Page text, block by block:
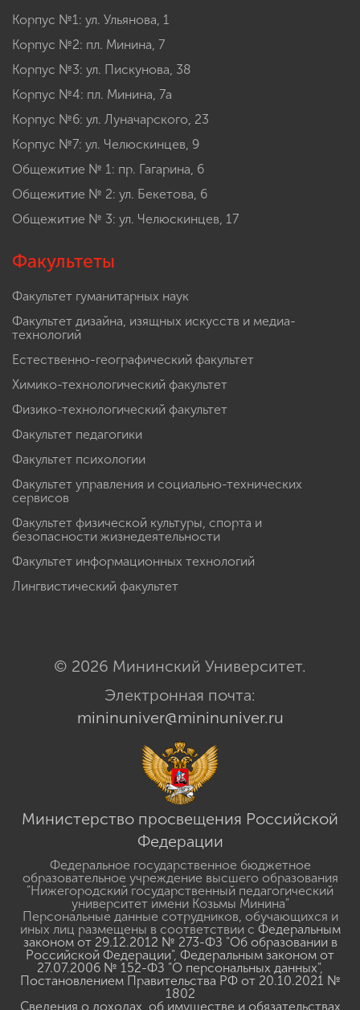
Корпус №1: ул. Ульянова, 1
Корпус №2: пл. Минина, 7
Корпус №3: ул. Пискунова, 38
Корпус №4: пл. Минина, 7а
Корпус №6: ул. Луначарского, 23
Корпус №7: ул. Челюскинцев, 9
Общежитие № 1: пр. Гагарина, 6
Общежитие № 2: ул. Бекетова, 6
Общежитие № 3: ул. Челюскинцев, 17
Факультеты
Факультет гуманитарных наук
Факультет дизайна, изящных искусств и медиа-
технологий
Естественно-географический факультет
Химико-технологический факультет
Физико-технологический факультет
Факультет педагогики
Факультет психологии
Факультет управления и социально-технических
сервисов
Факультет физической культуры, спорта и
безопасности жизнедеятельности
Факультет информационных технологий
Лингвистический факультет
© 2026 Мининский Университет.
Электронная почта:
mininuniver@mininuniver.ru
Министерство просвещения Российской
Федерации
Федеральное государственное бюджетное
образовательное учреждение высшего образования
"Нижегородский государственный педагогический
университет имени Козьмы Минина"
Персональные данные сотрудников, обучающихся и
иных лиц размещены в соответствии с Федеральным
законом от 29.12.2012 № 273-ФЗ "Об образовании в
Российской Федерации", Федеральным законом от
27.07.2006 № 152-ФЗ "О персональных данных",
Постановлением Правительства РФ от 20.10.2021 №
1802
Сведения о доходах, об имуществе и обязательствах